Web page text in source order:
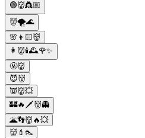
🟢👹👸🏼
👹🌪️🌊
🌸👦🏻👹
👩👹🕯🕰🌹✨
🤬👹
😈👹
👿👹💥
🏰🔥🗡️👹👻
🌋👣👹🔥💥
👹💄👠